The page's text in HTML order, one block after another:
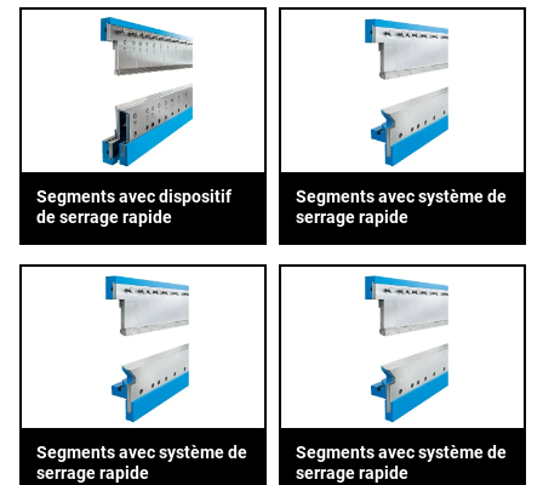
Segments avec dispositif
de serrage rapide
Segments avec système de
serrage rapide
Segments avec système de
serrage rapide
Segments avec système de
serrage rapide